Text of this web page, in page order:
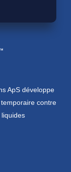
ApS développe
contre